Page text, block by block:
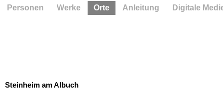
Steinheim am Albuch
Personen Werke Orte Anleitung Digitale